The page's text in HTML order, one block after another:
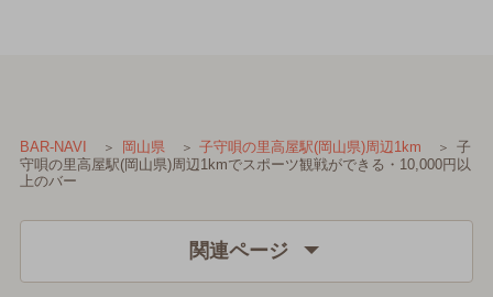
BAR-NAVI 岡山県 子守唄の里高屋駅(岡山県)周辺1km
子
守唄の里高屋駅(岡山県)周辺1kmでスポーツ観戦ができる・10,000円以
上のバー
関連ページ